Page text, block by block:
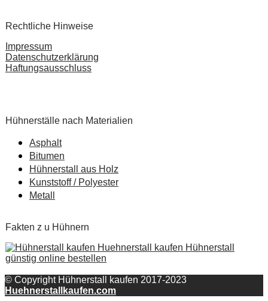
Rechtliche Hinweise
Impressum
Datenschutzerklärung
Haftungsausschluss
Hühnerställe nach Materialien
Asphalt
Bitumen
Hühnerstall aus Holz
Kunststoff / Polyester
Metall
Fakten z u Hühnern
© Copyright Hühnerstall kaufen 2017-2023
Huehnerstallkaufen.com